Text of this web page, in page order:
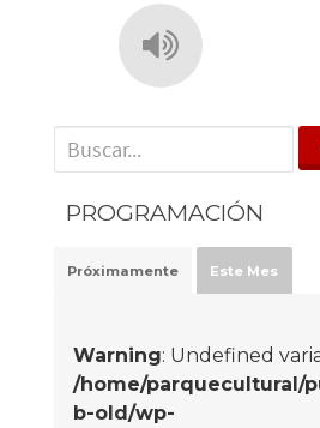
' . __('Search for:') . '
PROGRAMACIÓN
Próximamente Este Mes
Warning: Undefined
/home/parquecultural/
b-old/wp-